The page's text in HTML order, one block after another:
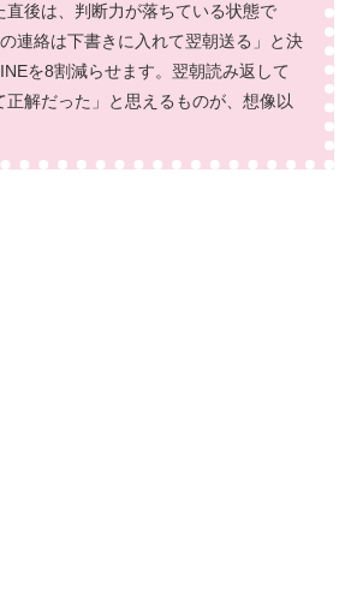
直後は、判断力が落ちている状態で
連絡は下書きに入れて翌朝送る」と決
を8割減らせます。翌朝読み返して
正解だった」と思えるものが、想像以